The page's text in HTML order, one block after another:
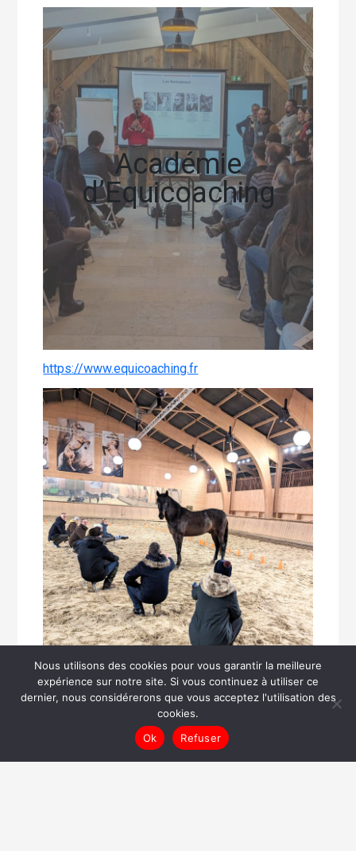
Académie
d’Equicoaching
https://www.equicoaching.fr
rédigé le mercredi 21 mai, 2025
Nous utilisons des cookies pour vous garantir la meilleure
expérience sur notre site. Si vous continuez à utiliser ce
dernier, nous considérerons que vous acceptez l'utilisation des
cookies.
Ok
Refuser